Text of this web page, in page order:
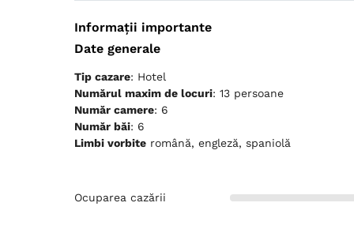
Informații importante
Date generale
Tip cazare: Hotel
Numărul maxim de locuri: 13 persoane
Număr camere: 6
Număr băi: 6
Limbi vorbite română, engleză, spaniolă
Ocuparea cazării